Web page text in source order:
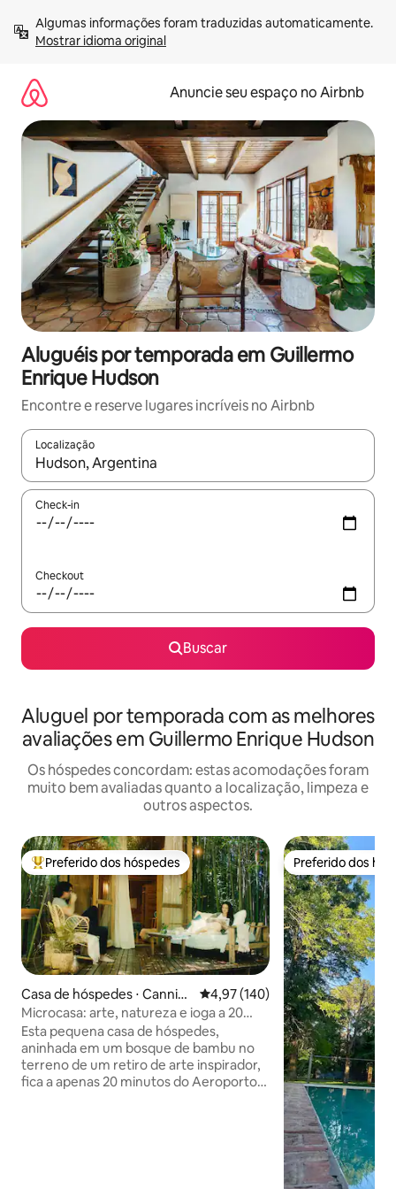
para
Mostrar idioma original
Anuncie seu espaço no Airbnb
Aluguéis por temporada em Guillermo
Enrique Hudson
Encontre e reserve lugares incríveis no Airbnb
Localização
Quando os resultados estiverem disponíveis, explore-os
Check-in
Checkout
Buscar
Aluguel por temporada com as melhores
avaliações em Guillermo Enrique Hudson
Os hóspedes concordam: estas acomodações foram
muito bem avaliadas quanto a localização, limpeza e
outros aspectos.
Entre os melhores preferidos dos hóspedes
Preferido dos hóspedes
Casa de hóspedes ⋅ Cannin
g
4,97 de uma avaliação média de
4,97 (140)
Microcasa: arte, natureza e ioga a 20
minutos do aeroporto EZE
Esta pequena casa de hóspedes,
aninhada em um bosque de bambu no
terreno de um retiro de arte inspirador,
fica a apenas 20 minutos do Aeroporto
Preferido dos
Preferido dos